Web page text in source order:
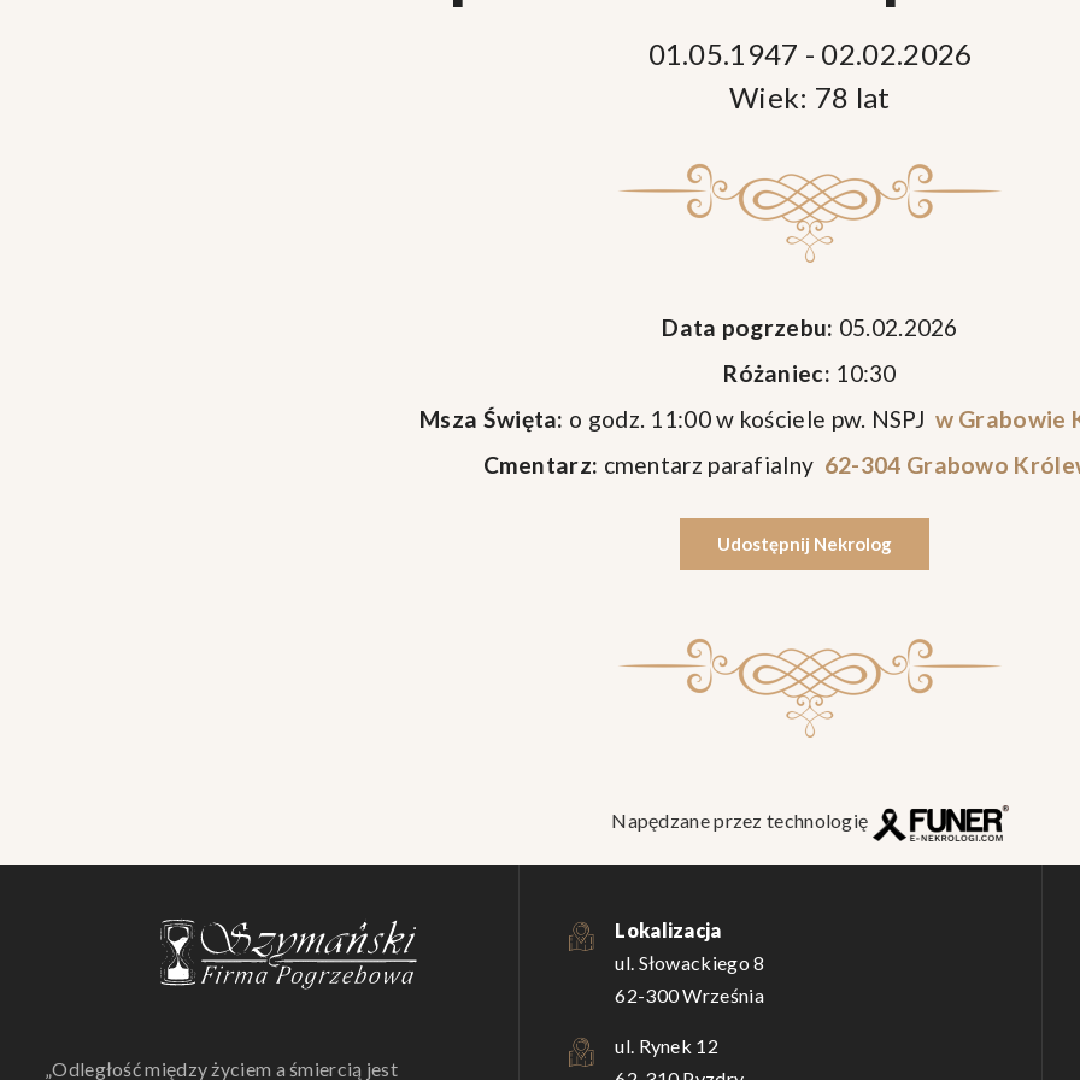
01.05.1947 - 02.02.2026
Wiek: 78 lat
Data pogrzebu: 05.02.2026
Różaniec: 10:30
Msza Święta: o godz. 11:00 w kościele pw. NSPJ w Grabowie
Cmentarz: cmentarz parafialny 62-304 Grabowo
Udostępnij Nekrolog
Napędzane przez technologię
„Odległość między życiem a śmiercią jest
Lokalizacja
ul. Słowackiego 8
62-300 Września
ul. Rynek 12